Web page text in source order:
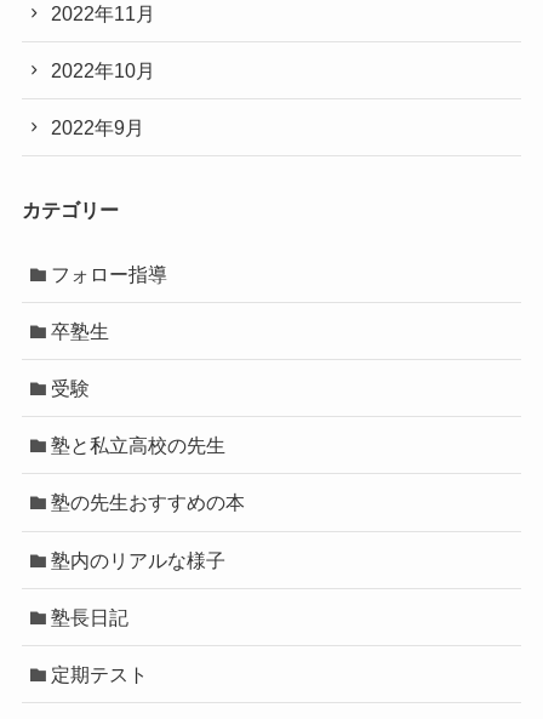
2022年11月
2022年10月
2022年9月
カテゴリー
フォロー指導
卒塾生
受験
塾と私立高校の先生
塾の先生おすすめの本
塾内のリアルな様子
塾長日記
定期テスト